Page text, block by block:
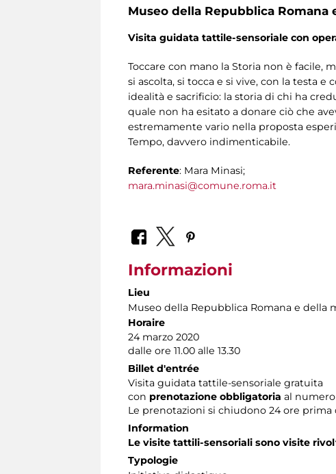
Museo della Repubblica
Visita guidata tattile-sensoriale con
Toccare con mano la Storia non è facile,
si ascolta, si tocca e si vive, con la testa
idealità e sacrificio: la storia di chi ha
quale non ha esitato a donare ciò che
estremamente vario nella proposta
Tempo, davvero indimenticabile.
Referente: Mara Minasi;
mara.minasi@comune.roma.it
Informazioni
Lieu
Museo della Repubblica Romana e della
Horaire
24 marzo 2020
dalle ore 11.00 alle 13.30
Billet d'entrée
Visita guidata tattile-sensoriale gratuita
con prenotazione obbligatoria al numero
Le prenotazioni si chiudono 24 ore prima
Information
Le visite tattili-sensoriali sono visite
Typologie